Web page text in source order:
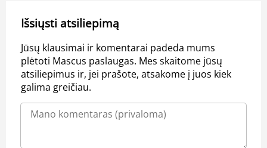
Išsiųsti atsiliepimą
Jūsų klausimai ir komentarai padeda mums
plėtoti Mascus paslaugas. Mes skaitome jūsų
atsiliepimus ir, jei prašote, atsakome į juos kiek
galima greičiau.